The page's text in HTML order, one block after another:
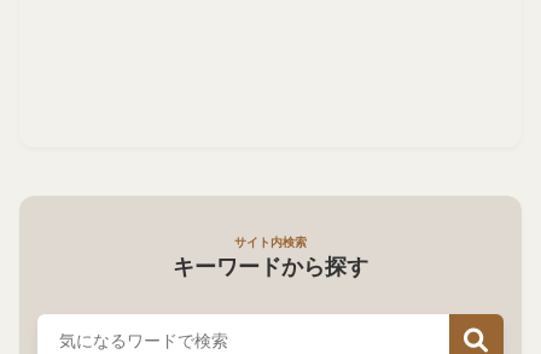
サイト内検索
キーワードから探す